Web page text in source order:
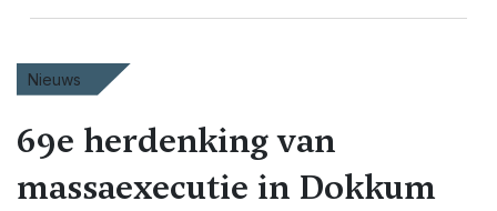
Nieuws
69e herdenking van
massaexecutie in Dokkum